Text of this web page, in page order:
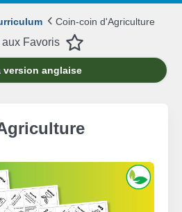
Coin-coin d'Agriculture
Favoris Favourite
version anglaise